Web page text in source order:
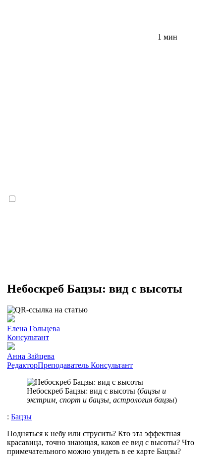
1 мин
Небоскреб Бацзы: вид с высоты
Елена Гольцева
Консультант
Анна Зайцева
РедакторПреподаватель Консультант
Небоскреб Бацзы: вид с высоты (бацзы и
экстрим, спорт и бацзы, астрология бацзы)
: Бацзы
Подняться к небу или струсить? Кто эта эффектная
красавица, точно знающая, каков ее вид с высоты? Что
примечательного можно увидеть в ее карте Бацзы?